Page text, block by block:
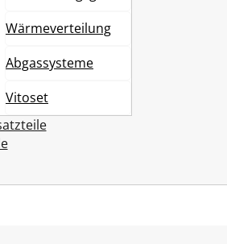
Wärmeverteilung
Abgassysteme
Vitoset